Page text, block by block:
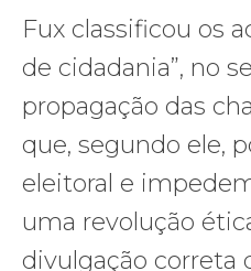
Fux classificou os
de cidadania”, no
propagação das
que, segundo ele,
eleitoral e
uma revolução
divulgação correta